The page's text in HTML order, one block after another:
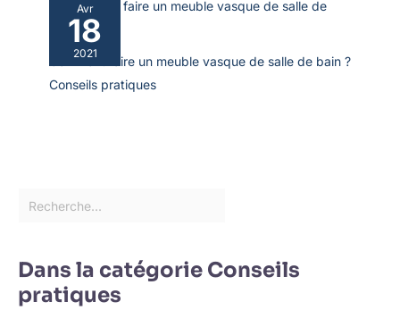
Avr
18
2021
Comment faire un meuble vasque de salle de bain ?
Conseils pratiques
Dans la catégorie Conseils
pratiques